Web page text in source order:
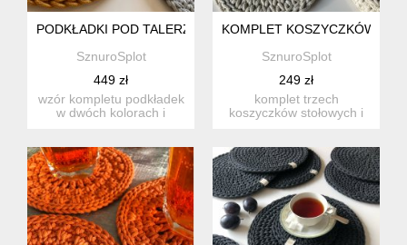
PODKŁADKI POD TALERZE 8 SZT. GRATIS
SznuroSplot
449 zł
wzór kompletu podkładek
w dwóch kolorach i
KOMPLET KOSZYCZKÓW Z
SznuroSplot
249 zł
komplet trzech
koszyczków stołowych i